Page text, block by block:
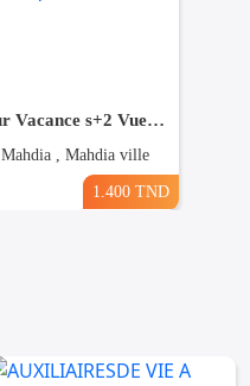
Pour Vacance s+2 Vue Mer en plein Zone Touristique Mahdia
Mahdia , Mahdia ville
1.400 TND